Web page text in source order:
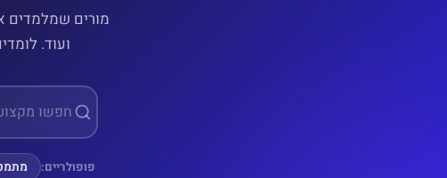
ועוד.
פופולריים: